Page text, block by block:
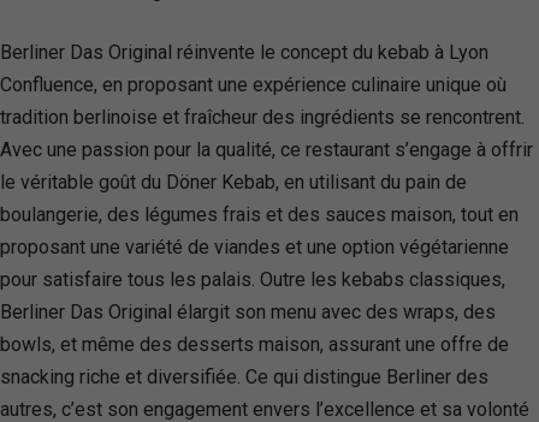
Berliner Das Original réinvente le concept du kebab à Lyon
Confluence, en proposant une expérience culinaire unique où
tradition berlinoise et fraîcheur des ingrédients se rencontrent.
Avec une passion pour la qualité, ce restaurant s’engage à offrir
le véritable goût du Döner Kebab, en utilisant du pain de
boulangerie, des légumes frais et des sauces maison, tout en
proposant une variété de viandes et une option végétarienne
pour satisfaire tous les palais. Outre les kebabs classiques,
Berliner Das Original élargit son menu avec des wraps, des
bowls, et même des desserts maison, assurant une offre de
snacking riche et diversifiée. Ce qui distingue Berliner des
autres, c’est son engagement envers l’excellence et sa volonté